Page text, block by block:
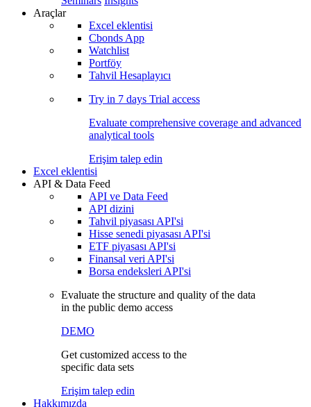
Araçlar
Excel eklentisi
Cbonds App
Watchlist
Portföy
Tahvil Hesaplayıcı
Try in 7 days Trial access
Evaluate comprehensive coverage and advanced
analytical tools
Erişim talep edin
Excel eklentisi
API & Data Feed
API ve Data Feed
API dizini
Tahvil piyasası API'si
Hisse senedi piyasası API'si
ETF piyasası API'si
Finansal veri API'si
Borsa endeksleri API'si
Evaluate the structure and quality of the data
in the public demo access
DEMO
Get customized access to the
specific data sets
Erişim talep edin
Hakkımızda